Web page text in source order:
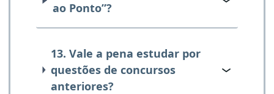
ao Ponto”?
13. Vale a pena estudar por
questões de concursos
anteriores?